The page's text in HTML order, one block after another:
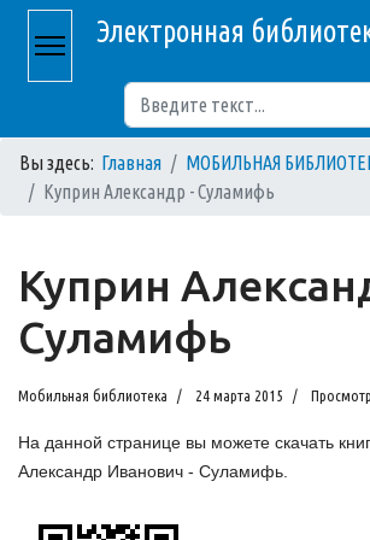
Электронная
Вы здесь: Главная
МОБИЛЬНАЯ
Куприн Александр - Суламифь
Куприн
Суламифь
Мобильная библиотека 24 марта 2015
На данной странице вы можете скачать
Александр Иванович - Суламифь.